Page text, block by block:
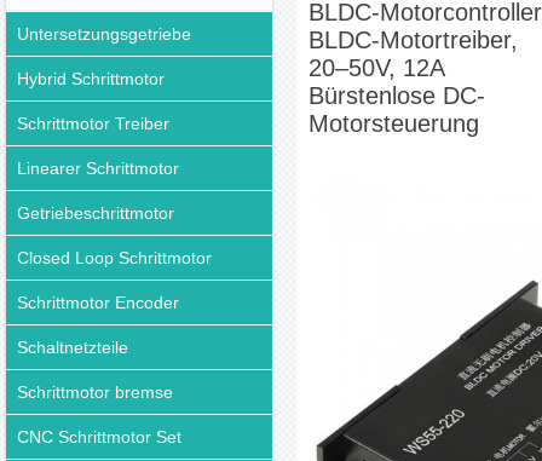
Untersetzungsgetriebe
Hybrid Schrittmotor
Schrittmotor Treiber
Linearer Schrittmotor
Getriebeschrittmotor
Closed Loop Schrittmotor
Schrittmotor Encoder
Schaltnetzteile
Schrittmotor bremse
CNC Schrittmotor Set
BLDC-Motorcontroller
BLDC-Motortreiber,
20–50V, 12A
Bürstenlose DC-
Motorsteuerung